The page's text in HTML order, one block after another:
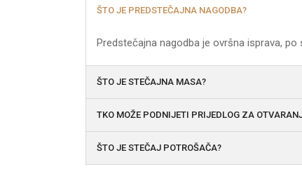
ŠTO JE PREDSTEČAJNA NAGODBA?
Predstečajna nagodba je ovršna isprava,
ŠTO JE STEČAJNA MASA?
TKO MOŽE PODNIJETI PRIJEDLOG ZA
ŠTO JE STEČAJ POTROŠAČA?